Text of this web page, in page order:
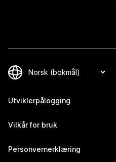
Utviklerpålogging
Vilkår for bruk
Personvernerklæring